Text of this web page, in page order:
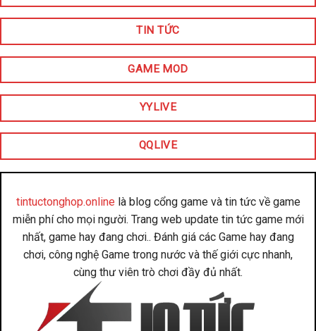
TIN TỨC
GAME MOD
YYLIVE
QQLIVE
tintuctonghop.online là blog cổng game và tin tức về game
miễn phí cho mọi người. Trang web update tin tức game mới
nhất, game hay đang chơi.. Đánh giá các Game hay đang
chơi, công nghệ Game trong nước và thế giới cực nhanh,
cùng thư viên trò chơi đầy đủ nhất.